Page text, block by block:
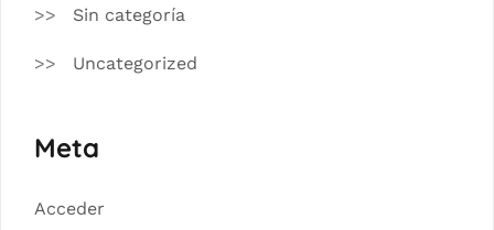
Sin categoría
Uncategorized
Meta
Acceder